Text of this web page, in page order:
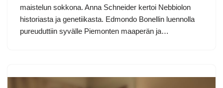
maistelun sokkona. Anna Schneider kertoi Nebbiolon
historiasta ja genetiikasta. Edmondo Bonellin luennolla
pureuduttiin syvälle Piemonten maaperän ja…